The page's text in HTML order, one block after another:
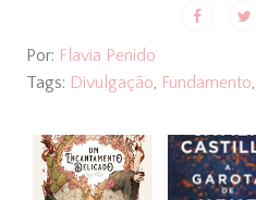
Por: Flavia Penido
Tags: Divulgação, Fundamento,